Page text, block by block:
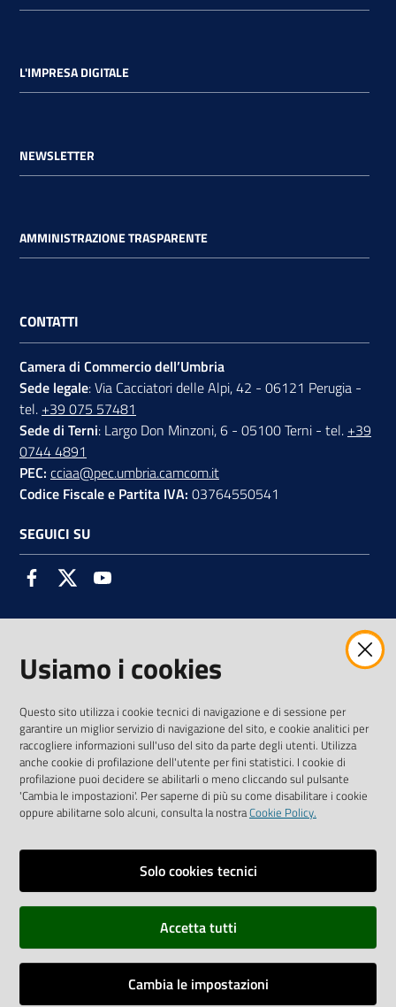
L'IMPRESA DIGITALE
NEWSLETTER
AMMINISTRAZIONE TRASPARENTE
CONTATTI
Camera di Commercio dell’Umbria
Sede legale: Via Cacciatori delle Alpi, 42 - 06121 Perugia -
tel. +39 075 57481
Sede di Terni: Largo Don Minzoni, 6 - 05100 Terni - tel. +39
0744 4891
PEC: cciaa@pec.umbria.camcom.it
Codice Fiscale e Partita IVA: 03764550541
SEGUICI SU
FacebookTwitter
AMMINISTRAZIONE TRASPARENTE INTERCAM S.C.A.R.L.
Vai alla pagina
Media Policy
Mappa del sito
Dichiarazione di accessibilità
Usiamo i cookies
Questo sito utilizza i cookie tecnici di navigazione e di sessione per
garantire un miglior servizio di navigazione del sito, e cookie analitici per
raccogliere informazioni sull'uso del sito da parte degli utenti. Utilizza
anche cookie di profilazione dell'utente per fini statistici. I cookie di
profilazione puoi decidere se abilitarli o meno cliccando sul pulsante
'Cambia le impostazioni'. Per saperne di più su come disabilitare i cookie
oppure abilitarne solo alcuni, consulta la nostraCookie Policy.
Solo cookies tecnici
Accetta tutti
Cambia le impostazioni